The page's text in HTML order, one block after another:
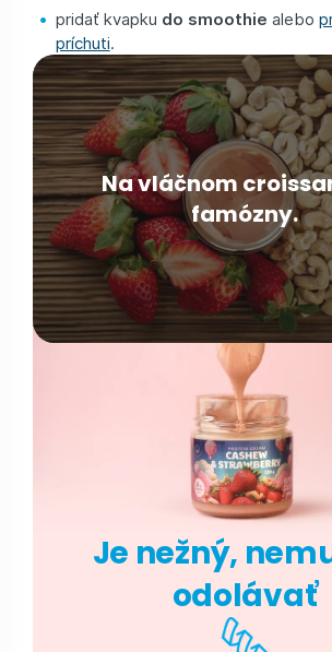
pridať kvapku do smoothie alebo
príchuti.
Na vláčnom
famózny.
Je nežný,
odolávať